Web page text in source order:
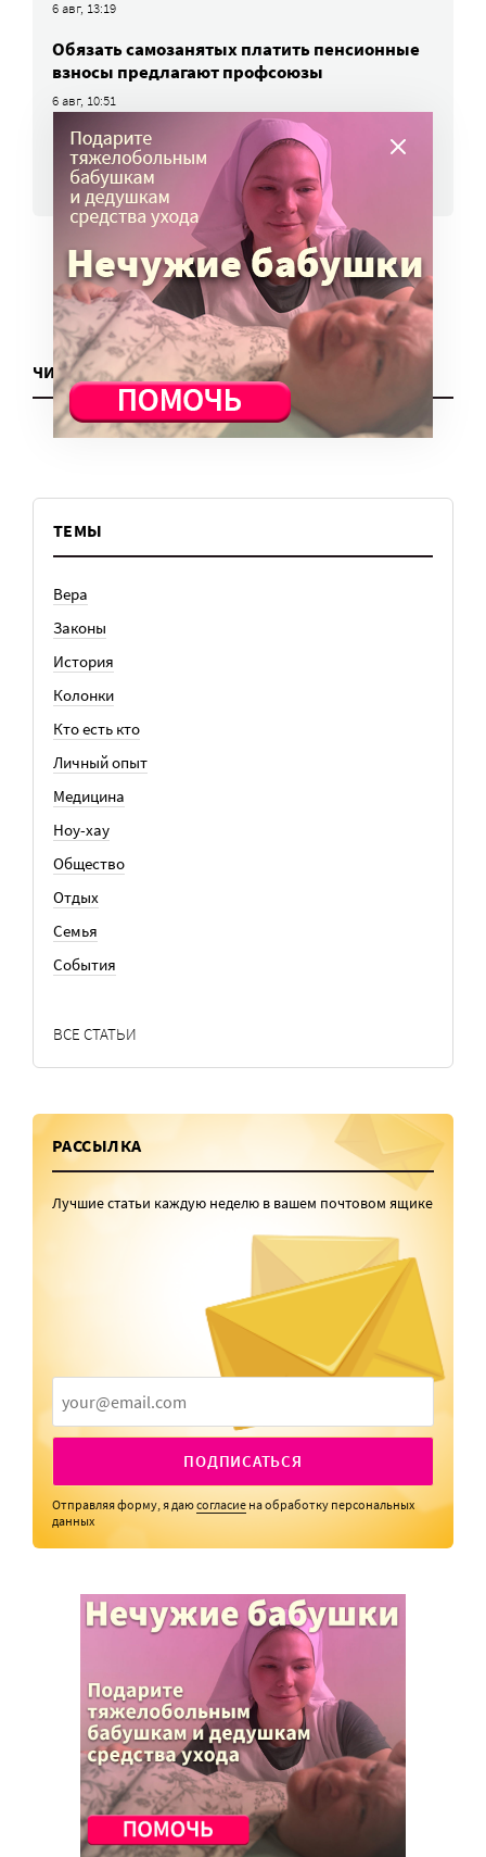
6 авг, 13:19
Обязать самозанятых платить пенсионные
взносы предлагают профсоюзы
6 авг, 10:51
ВСЕ НОВОСТИ
ЧИТАТЬ ЕЩЕ
ТЕМЫ
Вера
Законы
История
Колонки
Кто есть кто
Личный опыт
Медицина
Ноу-хау
Общество
Отдых
Семья
События
ВСЕ СТАТЬИ
РАССЫЛКА
Лучшие статьи каждую неделю в вашем почтовом ящике
ПОДПИСАТЬСЯ
Отправляя форму, я даюсогласие на обработку персональных
данных